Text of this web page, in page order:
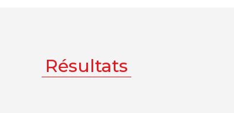
Résultats